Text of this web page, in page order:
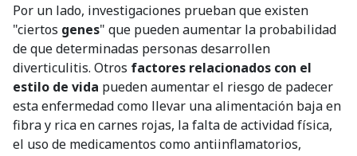
Por un lado, investigaciones prueban que existen
"ciertos genes" que pueden aumentar la probabilidad
de que determinadas personas desarrollen
diverticulitis. Otros factores relacionados con el
estilo de vida pueden aumentar el riesgo de padecer
esta enfermedad como llevar una alimentación baja en
fibra y rica en carnes rojas, la falta de actividad física,
el uso de medicamentos como antiinflamatorios,